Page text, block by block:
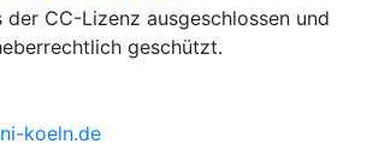
der CC-Lizenz ausgeschlossen und
geschützt.
koeln.de